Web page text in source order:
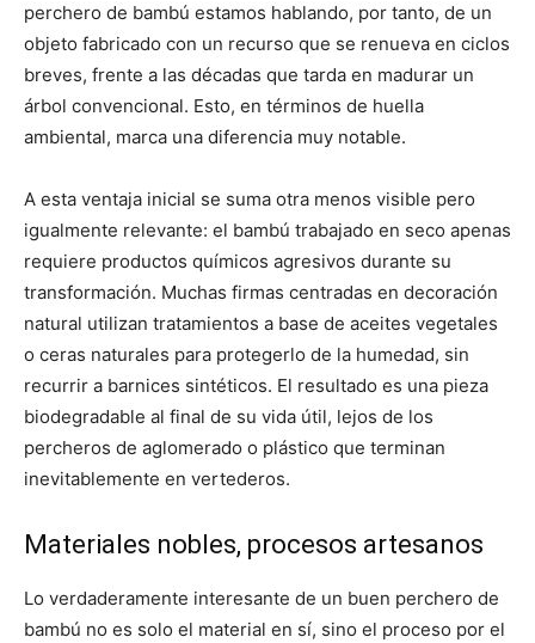
perchero de bambú estamos hablando, por tanto, de un
objeto fabricado con un recurso que se renueva en ciclos
breves, frente a las décadas que tarda en madurar un
árbol convencional. Esto, en términos de huella
ambiental, marca una diferencia muy notable.
A esta ventaja inicial se suma otra menos visible pero
igualmente relevante: el bambú trabajado en seco apenas
requiere productos químicos agresivos durante su
transformación. Muchas firmas centradas en decoración
natural utilizan tratamientos a base de aceites vegetales
o ceras naturales para protegerlo de la humedad, sin
recurrir a barnices sintéticos. El resultado es una pieza
biodegradable al final de su vida útil, lejos de los
percheros de aglomerado o plástico que terminan
inevitablemente en vertederos.
Materiales nobles, procesos artesanos
Lo verdaderamente interesante de un buen perchero de
bambú no es solo el material en sí, sino el proceso por el